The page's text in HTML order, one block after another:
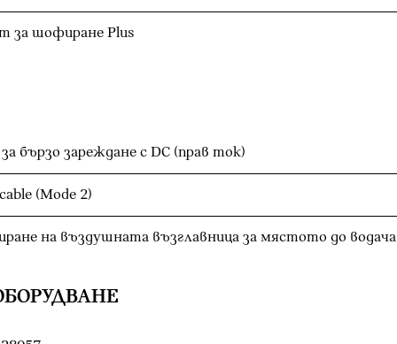
за шофиране Plus
бързо зареждане с DC (прав ток)
(Mode 2)
на въздушната възглавница за мястото до водача